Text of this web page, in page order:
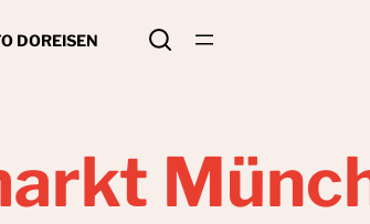
DOREISEN